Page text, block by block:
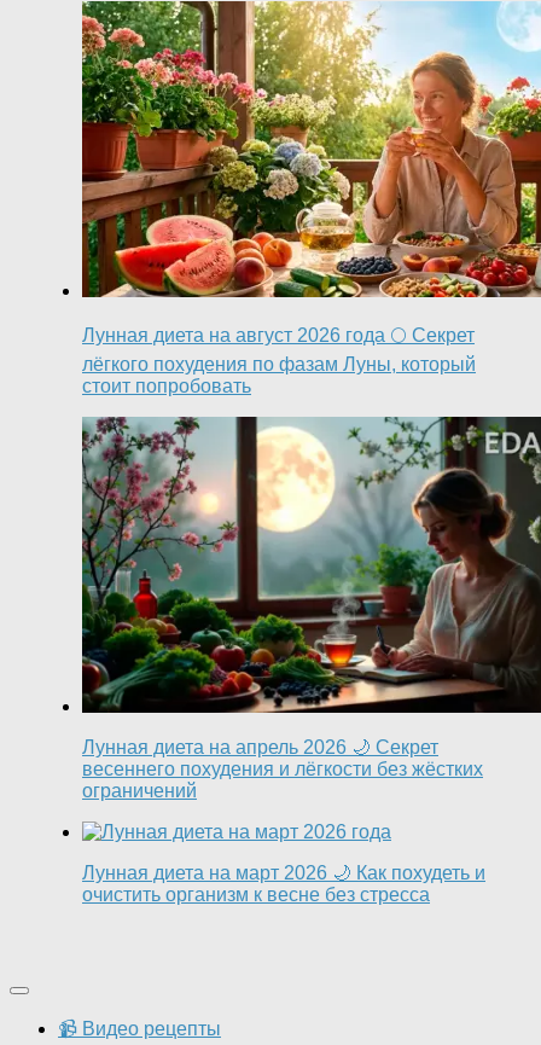
Лунная диета на август 2026 года 🌕 Секрет
лёгкого похудения по фазам Луны, который
стоит попробовать
Лунная диета на апрель 2026 🌙 Секрет
весеннего похудения и лёгкости без жёстких
ограничений
Лунная диета на март 2026 🌙 Как похудеть и
очистить организм к весне без стресса
📹 Видео рецепты